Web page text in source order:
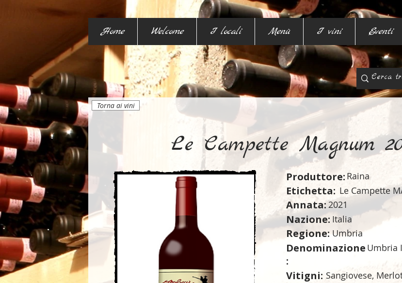
Home Welcome I locali Menù I vini Eventi
Torna ai vini
Le Campette Magnum
Produttore: Raina
Etichetta: Le Campette
Annata: 2021
Nazione: Italia
Regione: Umbria
Denominazione
:
Umbria
Vitigni: Sangiovese,